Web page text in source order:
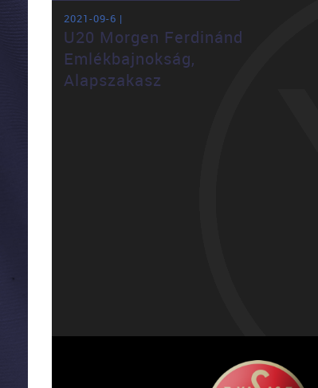
2021-09-6 |
U20 Morgen Ferdinánd
Emlékbajnokság,
Alapszakasz